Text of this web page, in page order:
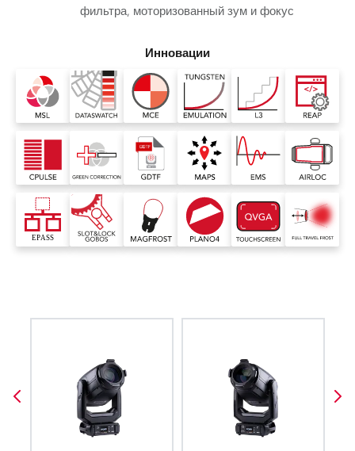
фильтра, моторизованный зум и фокус
Инновации